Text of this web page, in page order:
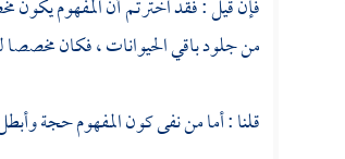
فإن قيل : فقد اخترتم أن المفهوم
من جلود باقي الحيوانات ، فكان مخصصا
قلنا : أما من نفى كون المفهوم حجة وأبطل